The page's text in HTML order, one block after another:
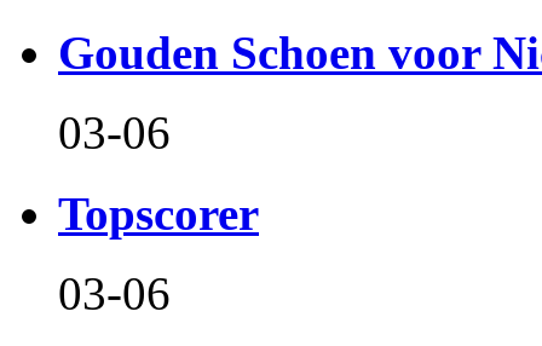
Gouden Schoen voor
03-06
Topscorer
03-06